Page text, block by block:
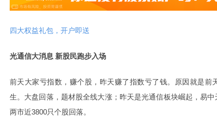
四大权益礼包，开户即送
光通信大消息 新股民跑步入场
前天大家亏指数，赚个股，昨天赚了指数亏了钱。原因就是前
生。大盘回落，题材股全线大涨；昨天是光通信板块崛起，易
两市近3800只个股回落。